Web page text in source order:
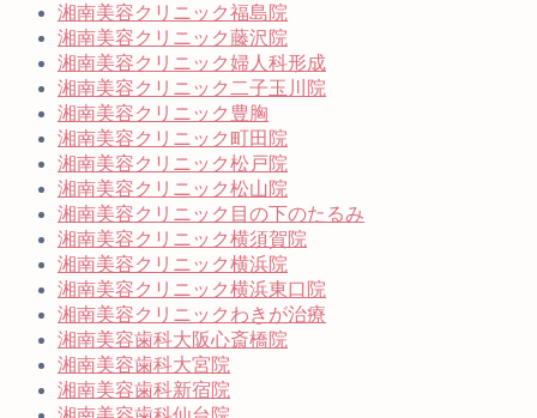
湘南美容クリニック福島院
湘南美容クリニック藤沢院
湘南美容クリニック婦人科形成
湘南美容クリニック二子玉川院
湘南美容クリニック豊胸
湘南美容クリニック町田院
湘南美容クリニック松戸院
湘南美容クリニック松山院
湘南美容クリニック目の下のたるみ
湘南美容クリニック横須賀院
湘南美容クリニック横浜院
湘南美容クリニック横浜東口院
湘南美容クリニックわきが治療
湘南美容歯科大阪心斎橋院
湘南美容歯科大宮院
湘南美容歯科新宿院